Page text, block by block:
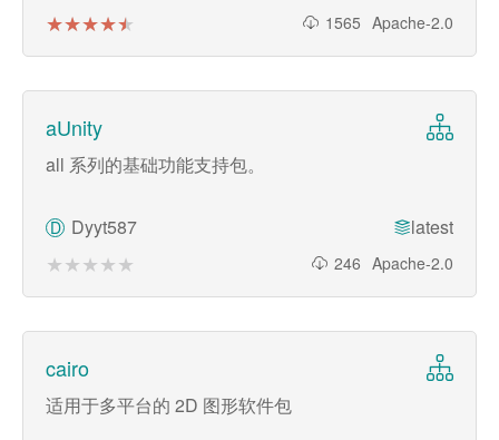
★★★★★
★★★★★ 1565 Apache-2.0
aUnity
all 系列的基础功能支持包。
D Dyyt587 latest
★★★★★
★★★★★ 246 Apache-2.0
cairo
适用于多平台的 2D 图形软件包